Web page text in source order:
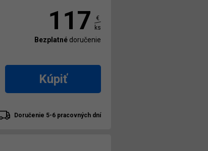
117
€
ks
Bezplatné doručenie
Kúpiť
Doručenie 5-6 pracovných dní